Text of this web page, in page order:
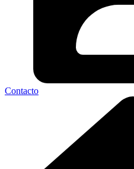
Contacto